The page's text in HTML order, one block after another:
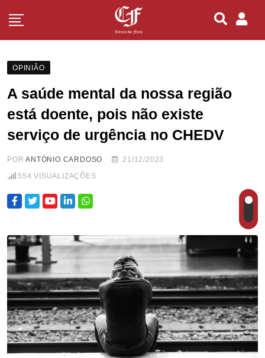
OPINIÃO
A saúde mental da nossa região
está doente, pois não existe
serviço de urgência no CHEDV
PORANTÓNIO CARDOSO
21/12/2023
554 VISUALIZAÇÕES